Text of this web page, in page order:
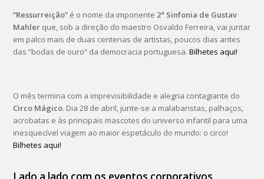
“Ressurreição” é o nome da imponente 2ª Sinfonia de Gustav
Mahler que, sob a direção do maestro Osvaldo Ferreira, vai juntar
em palco mais de duas centenas de artistas, poucos dias antes
das “bodas de ouro” da democracia portuguesa.Bilhetes aqui!
O mês termina com a imprevisibilidade e alegria contagiante do
Circo Mágico. Dia 28 de abril, junte-se a malabaristas, palhaços,
acrobatas e às principais mascotes do universo infantil para uma
inesquecível viagem ao maior espetáculo do mundo: o circo!
Bilhetes aqui!